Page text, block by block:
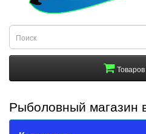
Рыболовный магазин